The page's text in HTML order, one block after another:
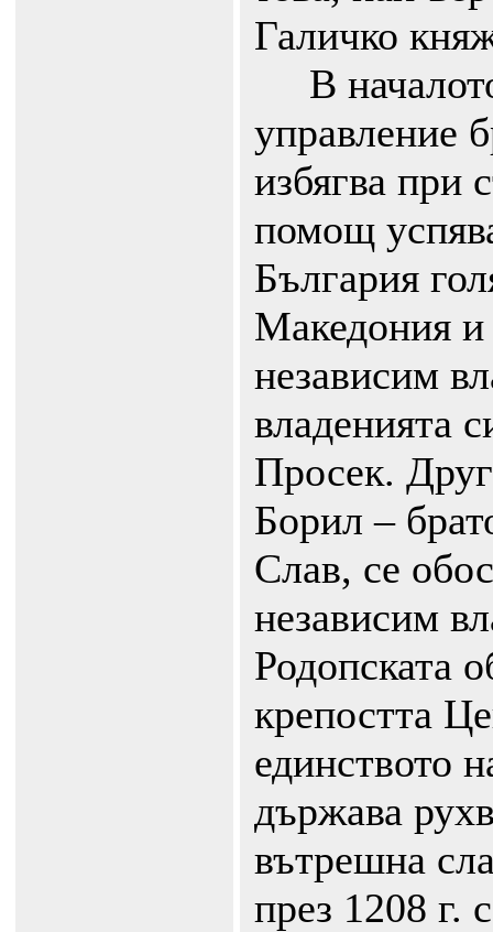
Галичко
В
управление
избягва при
помощ
България
Македония и
независим
владенията
Просек.
Борил –
Слав, се
независим
Родопската
крепостта
единството
държава
вътрешна
през 1208 г.